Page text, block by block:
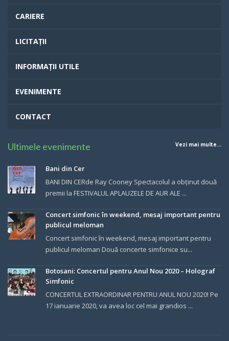
CARIERE
LICITAȚII
INFORMAȚII UTILE
EVENIMENTE
CONTACT
Ultimele evenimente Vezi mai multe...
Bani din Cer
BANI DIN CERde Ray Cooney Spectacolul a obținut două
premii la FESTIVALUL APLAUZELE DE AUR ALE ...
Concert simfonic în weekend, mesaj important pentru
publicul meloman
Concert simfonic în weekend, mesaj important pentru
publicul meloman Două concerte simfonice su...
Botosani: Concertul pentru Anul Nou 2020 – Holograf
Simfonic
CONCERTUL EXTRAORDINAR PENTRU ANUL NOU 2020! Pe
17 ianuarie 2020, va avea loc cel mai grandios ...